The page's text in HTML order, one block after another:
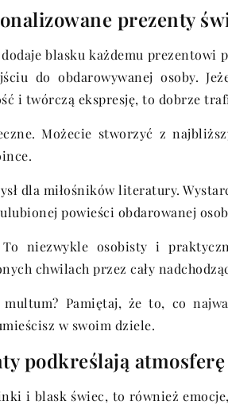
prezenty
blasku każdemu prezentowi
do obdarowywanej osoby.
i twórczą ekspresję, to dobrze
Możecie stworzyć z
dla miłośników literatury.
powieści obdarowanej
niezwykle osobisty i
chwilach przez cały
Pamiętaj, że to, co
w swoim dziele.
podkreślają
i blask świec, to również